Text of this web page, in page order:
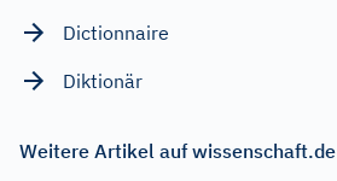
Dictionnaire
Diktionär
Weitere Artikel auf wissenschaft.de